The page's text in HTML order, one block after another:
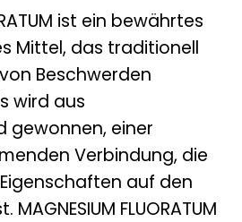
ist ein bewährtes
Mittel, das traditionell
Beschwerden
wird aus
gewonnen, einer
Verbindung, die
auf den
FLUORATUM